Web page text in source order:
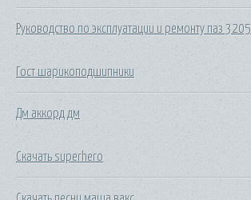
Руководство по эксплуатации и ремонту паз 3205
Гост шарикоподшипники
Дм аккорд дм
Скачать superhero